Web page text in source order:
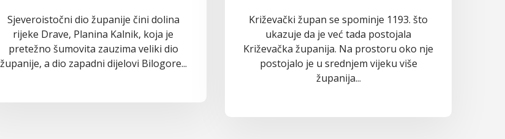
Sjeveroistočni dio županije čini dolina
rijeke Drave, Planina Kalnik, koja je
pretežno šumovita zauzima veliki dio
županije, a dio zapadni dijelovi Bilogore...
Križevački župan se spominje 1193. što
ukazuje da je već tada postojala
Križevačka županija. Na prostoru oko nje
postojalo je u srednjem vijeku više
županija...